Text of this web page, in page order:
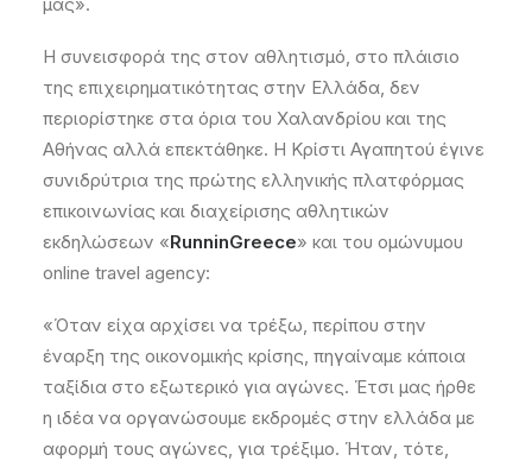
Η συνεισφορά της στον αθλητισμό, στο πλάισιο
της επιχειρηματικότητας στην Ελλάδα, δεν
περιορίστηκε στα όρια του Χαλανδρίου και της
Αθήνας αλλά επεκτάθηκε. Η Κρίστι Αγαπητού έγινε
συνιδρύτρια της πρώτης ελληνικής πλατφόρμας
επικοινωνίας και διαχείρισης αθλητικών
εκδηλώσεων «RunninGreece» και του ομώνυμου
online travel agency:
«Όταν είχα αρχίσει να τρέξω, περίπου στην
έναρξη της οικονομικής κρίσης, πηγαίναμε κάποια
ταξίδια στο εξωτερικό για αγώνες. Έτσι μας ήρθε
η ιδέα να οργανώσουμε εκδρομές στην ελλάδα με
αφορμή τους αγώνες, για τρέξιμο. Ήταν, τότε,